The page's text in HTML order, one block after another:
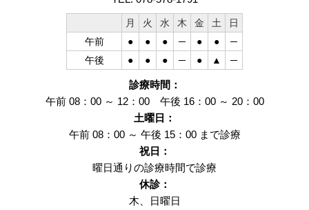
月 火 水 木 金 土
日
午前
● ● ● ─ ● ●
─
午後
● ● ● ─ ● ▲ ─
診療時間：
午前 08：00 ～ 12：00 午後 16：00 ～ 20：00
土曜日：
午前 08：00 ～ 午後 15：00 まで診療
祝日：
曜日通りの診療時間で診療
休診：
木、日曜日